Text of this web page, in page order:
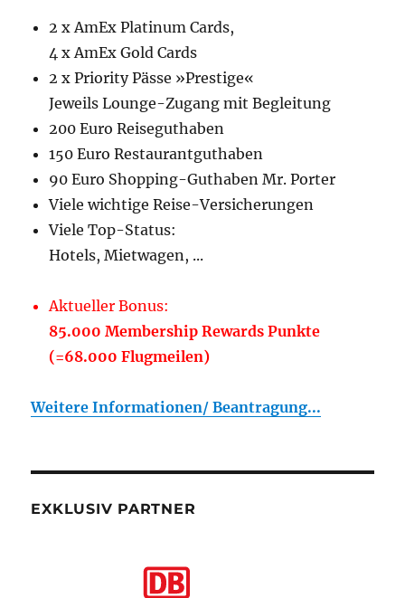
2 x AmEx Platinum Cards,
4 x AmEx Gold Cards
2 x Priority Pässe »Prestige«
Jeweils Lounge-Zugang mit Begleitung
200 Euro Reiseguthaben
150 Euro Restaurantguthaben
90 Euro Shopping-Guthaben Mr. Porter
Viele wichtige Reise-Versicherungen
Viele Top-Status:
Hotels, Mietwagen, ...
Aktueller Bonus:
85.000 Membership Rewards Punkte
(=68.000 Flugmeilen)
Weitere Informationen/ Beantragung...
EXKLUSIV PARTNER